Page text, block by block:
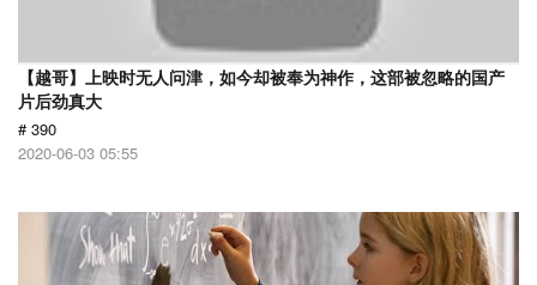
【越哥】上映时无人问津，如今却被奉为神作，这部被忽略的国产
片后劲真大
# 390
2020-06-03 05:55